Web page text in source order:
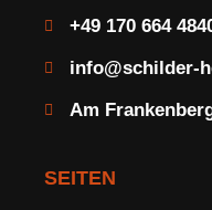
+49 170 664
info@schilder-
Am
SEITEN